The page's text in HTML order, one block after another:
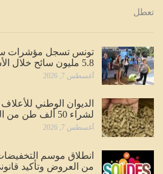
تعطل
تونس تسجل مؤشرات
5.8 مليون سائح خلال الأشهر…
أغسطس 7, 2026
الديوان الوطني
لشراء 50 ألف طن من الذرة…
أغسطس 7, 2026
من العروض وتأكيد